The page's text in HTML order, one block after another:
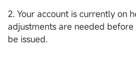
2. Your account is currently on
adjustments are needed
be issued.